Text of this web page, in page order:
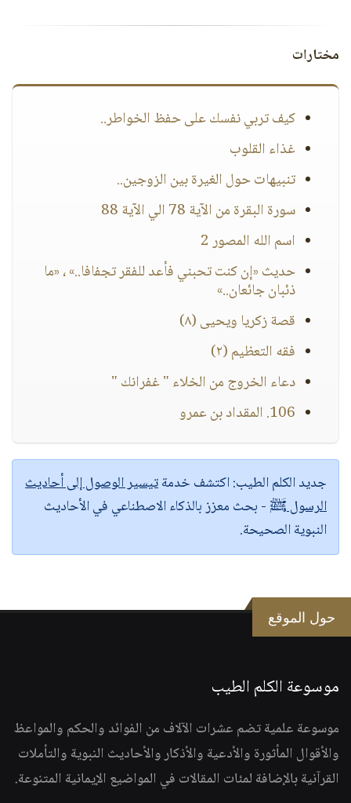
مختارات
كيف تربي نفسك على حفظ الخواطر..
غذاء القلوب
تنبيهات حول الغيرة بين الزوجين..
سورة البقرة من الآية 78 الي الآية 88
اسم الله المصور 2
حديث «إن كنت تحبني فأعد للفقر تجفافا..» ، «ما
ذئبان جائعان..»
قصة زكريا ويحيى (٨)
فقه التعظيم (٢)
دعاء الخروج من الخلاء " غفرانك "
106. المقداد بن عمرو
جديد الكلم الطيب:اكتشف خدمةتيسير الوصول إلى أحاديث
الرسول ﷺ - بحث معزز بالذكاء الاصطناعي في الأحاديث
النبوية الصحيحة.
حول الموقع
موسوعة الكلم الطيب
موسوعة علمية تضم عشرات الآلاف من الفوائد والحكم والمواعظ
والأقوال المأثورة والأدعية والأذكار والأحاديث النبوية والتأملات
القرآنية بالإضافة لمئات المقالات في المواضيع الإيمانية المتنوعة.